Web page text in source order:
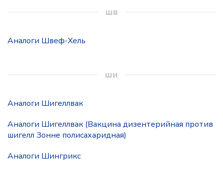
шв
Аналоги Швеф-Хель
ши
Аналоги Шигеллвак
Аналоги Шигеллвак (Вакцина дизентерийная против
шигелл Зонне полисахаридная)
Аналоги Шингрикс